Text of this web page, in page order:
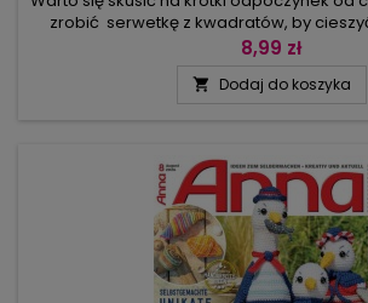
zrobić serwetkę z kwadratów, by
przerwy – jest prosta, a geometryczne
wypoczynku polecamy kunsztowną
8,99 zł
 Dodaj do koszyka